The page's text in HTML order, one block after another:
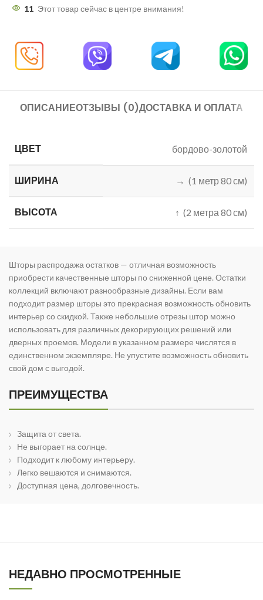
11 Этот товар сейчас в центре внимания!
ОПИСАНИЕОТЗЫВЫ (0)ДОСТАВКА И ОПЛАТА
ЦВЕТ бордово-золотой
ШИРИНА → (1 метр 80 см)
ВЫСОТА ↑ (2 метра 80 см)
Шторы распродажа остатков — отличная возможность
приобрести качественные шторы по сниженной цене. Остатки
коллекций включают разнообразные дизайны. Если вам
подходит размер шторы это прекрасная возможность обновить
интерьер со скидкой. Также небольшие отрезы штор можно
использовать для различных декорирующих решений или
дверных проемов. Модели в указанном размере числятся в
единственном экземпляре. Не упустите возможность обновить
свой дом с выгодой.
ПРЕИМУЩЕСТВА
Защита от света.
Не выгорает на солнце.
Подходит к любому интерьеру.
Легко вешаются и снимаются.
Доступная цена, долговечность.
НЕДАВНО ПРОСМОТРЕННЫЕ